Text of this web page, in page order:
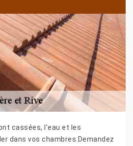
cassées, l’eau et les
dans vos chambres.Demandez